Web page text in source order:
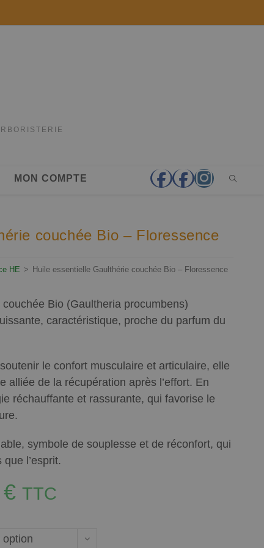
MON COMPTE
couchée Bio – Floressence
HE > Huile essentielle Gaulthérie couchée Bio – Floressence
Bio (Gaultheria procumbens)
caractéristique, proche du parfum du
le confort musculaire et articulaire, elle
alliée de la récupération après l’effort. En
réchauffante et rassurante, qui favorise le
symbole de souplesse et de réconfort, qui
l’esprit.
€ TTC
option